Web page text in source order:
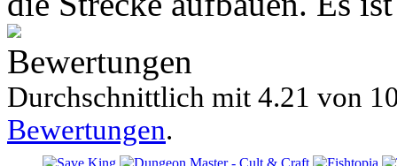
Bewertungen
Durchschnittlich mit 4.21 von
Bewertungen.